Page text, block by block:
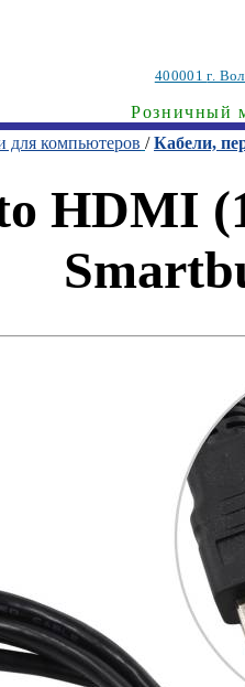
400001г.
Розничный
для компьютеров /Кабели,
HDMI